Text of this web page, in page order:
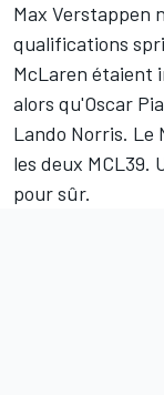
Max Verstappen
qualifications
McLaren étaient
alors qu'Oscar
Lando Norris. Le
les deux MCL39.
pour sûr.